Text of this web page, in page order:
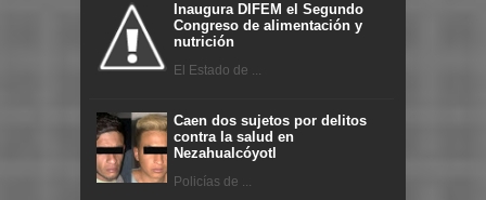
Inaugura DIFEM el Segundo
Congreso de alimentación y
nutrición
El Estado de ...
Caen dos sujetos por delitos
contra la salud en
Nezahualcóyotl
Policías de ...